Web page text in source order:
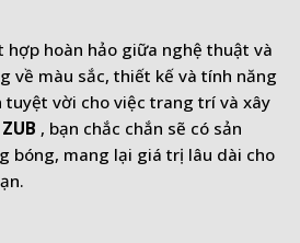
hợp hoàn hảo giữa nghệ thuật và
về màu sắc, thiết kế và tính năng
tuyệt vời cho việc trang trí và xây
ZUB , bạn chắc chắn sẽ có sản
bóng, mang lại giá trị lâu dài cho